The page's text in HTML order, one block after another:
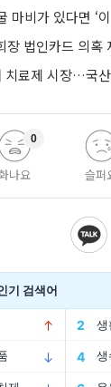
마비가 있다면 ‘
치료제 시장…국
나요
0
슬퍼